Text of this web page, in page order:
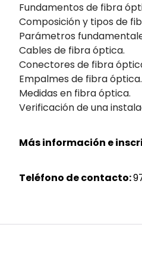
Fundamentos de fibra
Composición y tipos de
Parámetros
Cables de fibra óptica.
Conectores de fibra
Empalmes de fibra óptica.
Medidas en fibra óptica.
Verificación de una
Más información e
Teléfono de contacto: